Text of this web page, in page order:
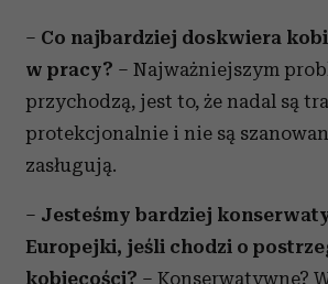
– Co najbardziej doskwiera
w pracy? – Najważniejszym
przychodzą, jest to, że nadal są
protekcjonalnie i nie są
zasługują.
– Jesteśmy bardziej
Europejki, jeśli chodzi o
kobiecości? – Konserwatywne?